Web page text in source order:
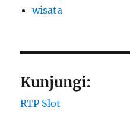
wisata
Kunjungi:
RTP Slot